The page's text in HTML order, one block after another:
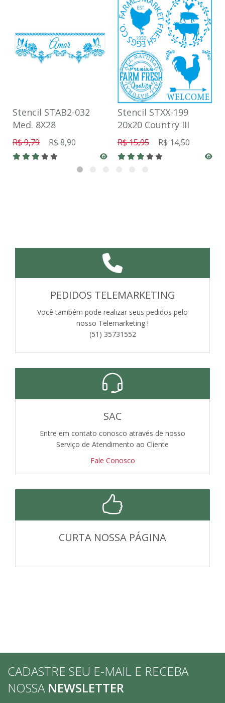
Stencil STAB2-032
Med. 8X28
R$ 9,79 R$ 8,90
Stencil STXX-199
20x20 Country III
R$ 15,95 R$ 14,50
PEDIDOS TELEMARKETING
Você também pode realizar seus pedidos pelo
nosso Telemarketing !
(51) 35731552
SAC
Entre em contato conosco através de nosso
Serviço de Atendimento ao Cliente
Fale Conosco
CURTA NOSSA PÁGINA
CADASTRE SEU E-MAIL E RECEBA
NOSSA NEWSLETTER